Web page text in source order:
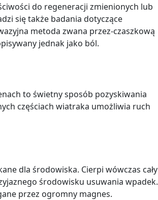
do regeneracji zmienionych lub
się także badania dotyczące
metoda zwana przez-czaszkową
jednak jako ból.
to świetny sposób pozyskiwania
częściach wiatraka umożliwia ruch
dla środowiska. Cierpi wówczas cały
środowisku usuwania wpadek.
przez ogromny magnes.